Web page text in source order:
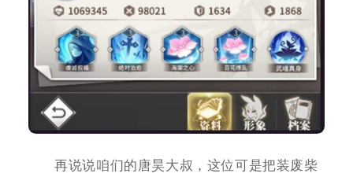
再说说咱们的唐昊大叔，这位可是把装废柴